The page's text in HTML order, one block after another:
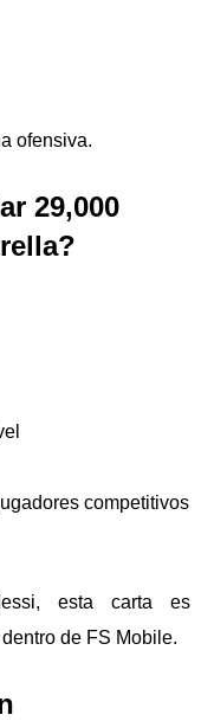
ofensiva.
29,000
competitivos
, esta carta es
de FS Mobile.